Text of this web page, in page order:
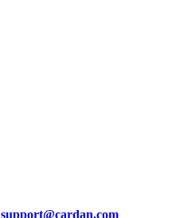
support@cardan.com